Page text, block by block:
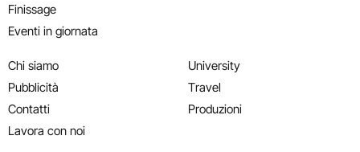
Finissage
Eventi in giornata
Chi siamo
Pubblicità
Contatti
Lavora con noi
University
Travel
Produzioni